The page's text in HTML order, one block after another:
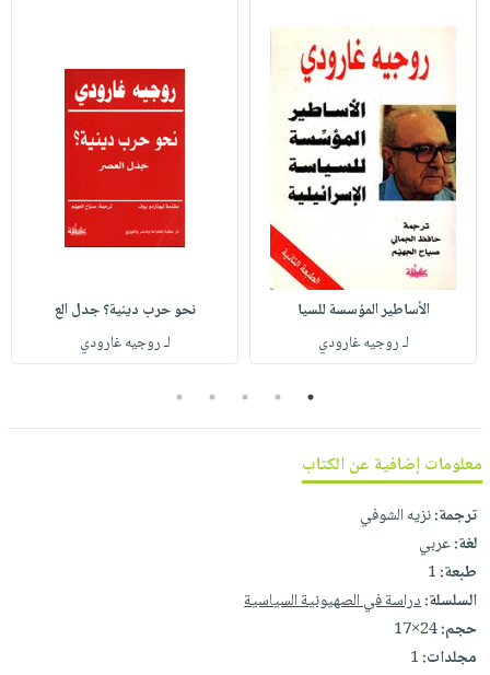
مطرزات
حقائب
حلي
عناية
بالذات
صابون
أطفال
مناسبات
حدود
نيل
عن
الشركة
سياسة
الشركة
فيديوهات
أسئلة
يتكرر
طرحها
خدمات
كتابك
تواصل
معنا
حسابك
لائحة
الأمنيات
عربة
التسوق
نشرة
الإصدارات
الأساطير المؤسسة للسيا
لـ روجيه غارودي
نحو حرب دينية؟ جدل الع
لـ روجيه غارودي
1
2
3
4
5
معلومات إضافية عن الكتاب
ترجمة:نزيه الشوفي
لغة:عربي
طبعة:1
السلسلة:دراسة في الصهيونية السياسية
حجم:24×17
مجلدات:1